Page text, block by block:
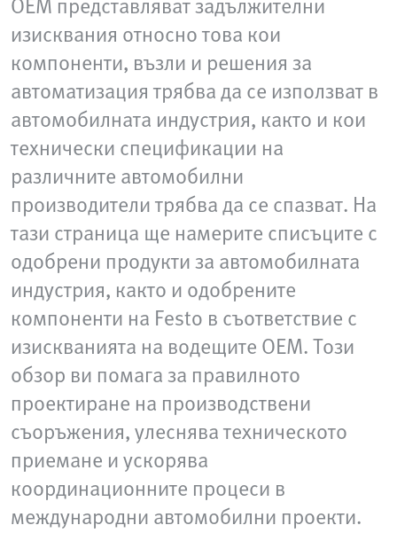
изисквания относно това кои
компоненти, възли и решения за
автоматизация трябва да се използват в
автомобилната индустрия, както и кои
технически спецификации на
различните автомобилни
производители трябва да се спазват. На
тази страница ще намерите списъците с
одобрени продукти за автомобилната
индустрия, както и одобрените
компоненти на Festo в съответствие с
изискванията на водещите OEM. Този
обзор ви помага за правилното
проектиране на производствени
съоръжения, улеснява техническото
приемане и ускорява
координационните процеси в
международни автомобилни проекти.